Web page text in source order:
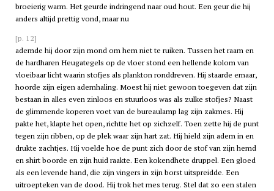
broeierig warm. Het geurde indringend naar oud hout. Een geur die hij
anders altijd prettig vond, maar nu
[p. 12]
ademde hij door zijn mond om hem niet te ruiken. Tussen het raam en
de hardharen Heugategels op de vloer stond een hellende kolom van
vloeibaar licht waarin stofjes als plankton ronddreven. Hij staarde ernaar,
hoorde zijn eigen ademhaling. Moest hij niet gewoon toegeven dat zijn
bestaan in alles even zinloos en stuurloos was als zulke stofjes? Naast
de glimmende koperen voet van de bureaulamp lag zijn zakmes. Hij
pakte het, klapte het open, richtte het op zichzelf. Toen zette hij de punt
tegen zijn ribben, op de plek waar zijn hart zat. Hij hield zijn adem in en
drukte zachtjes. Hij voelde hoe de punt zich door de stof van zijn hemd
en shirt boorde en zijn huid raakte. Een kokendhete druppel. Een gloed
als een levende hand, die zijn vingers in zijn borst uitspreidde. Een
uitroepteken van de dood. Hij trok het mes terug. Stel dat zo een stalen